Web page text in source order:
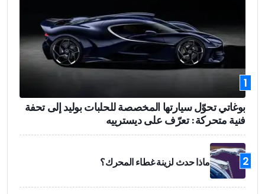
1
بوغاتي تحوّل سيارتها المخصصة للحلبات بوليد إلى تحفة
فنية متحركة: تعرّف على ديسترييه
2 ماذا حدث لزينة غطاء المحرك؟